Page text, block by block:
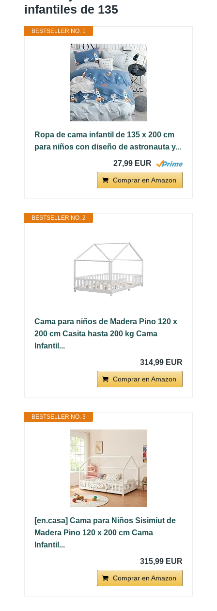
infantiles de 135
BESTSELLER NO. 1
Ropa de cama infantil de 135 x 200 cm
para niños con diseño de astronauta y...
27,99 EUR
Comprar en Amazon
BESTSELLER NO. 2
Cama para niños de Madera Pino 120 x
200 cm Casita hasta 200 kg Cama
Infantil...
314,99 EUR
Comprar en Amazon
BESTSELLER NO. 3
[en.casa] Cama para Niños Sisimiut de
Madera Pino 120 x 200 cm Cama
Infantil...
315,99 EUR
Comprar en Amazon